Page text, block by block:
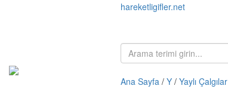
hareketligifler.net
Ana Sayfa / Y / Yaylı Çalgılar